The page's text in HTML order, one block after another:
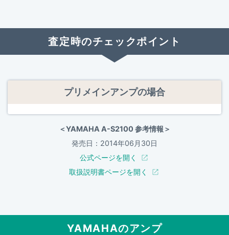
査定時のチェックポイント
プリメインアンプの場合
＜YAMAHA A-S2100 参考情報＞
発売日：2014年06月30日
公式ページを開く
取扱説明書ページを開く
YAMAHAのアンプ